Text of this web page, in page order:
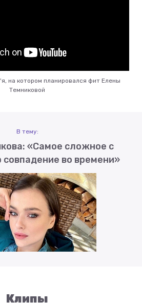
на котором планировался фит Елены
Темниковой
В тему:
«Самое сложное с
во времени»
Клипы